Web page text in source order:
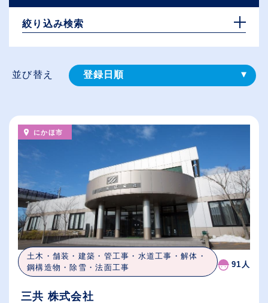
絞り込み検索
並び替え 登録⽇順
（⾼卒の給与を基準）
休日数が多い順
にかほ市
土木・舗装・建築・管工事・水道工事・解体・
鋼構造物・除雪・法面工事
91人
三共 株式会社